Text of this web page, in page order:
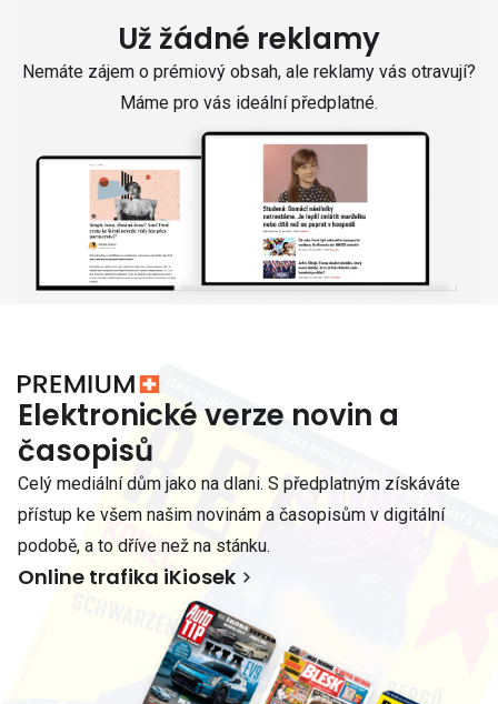
Už žádné reklamy
Nemáte zájem o prémiový obsah, ale reklamy vás otravují?
Máme pro vás ideální předplatné.
Elektronické verze novin a
časopisů
Celý mediální dům jako na dlani. S předplatným získáváte
přístup ke všem našim novinám a časopisům v digitální
podobě, a to dříve než na stánku.
Online trafika iKiosek